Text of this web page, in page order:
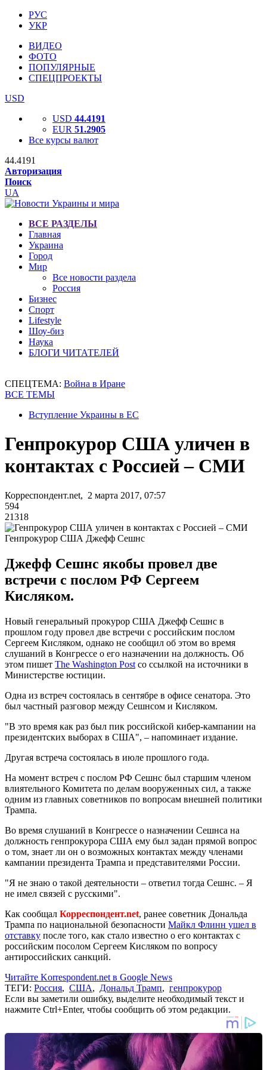
РУС
УКР
ВИДЕО
ФОТО
ПОПУЛЯРНЫЕ
СПЕЦПРОЕКТЫ
USD
USD 44.4191
EUR 51.2905
Все курсы валют
44.4191
Авторизация
Поиск
UA
ВСЕ РАЗДЕЛЫ
Главная
Украина
Город
Мир
Все новости раздела
Россия
Бизнес
Спорт
Lifestyle
Шоу-биз
Наука
БЛОГИ ЧИТАТЕЛЕЙ
СПЕЦТЕМА: Война в Иране
ВСЕ ТЕМЫ
Вступление Украины в ЕС
Генпрокурор США уличен в
контактах с Россией – СМИ
Корреспондент.net, 2 марта 2017, 07:57
594
21318
Генпрокурор США Джефф Сешнс
Джефф Сешнс якобы провел две
встречи с послом РФ Сергеем
Кисляком.
Новый генеральный прокурор США Джефф Сешнс в
прошлом году провел две встречи с российским послом
Сергеем Кисляком, однако не сообщил об этом во время
слушаний в Конгрессе о его назначении на должность. Об
этом пишет The Washington Post со ссылкой на источники в
Министерстве юстиции.
Одна из встреч состоялась в сентябре в офисе сенатора. Это
был частный разговор между Сешнсом и Кисляком.
"В это время как раз был пик российской кибер-кампании на
президентских выборах в США", – напоминает издание.
Другая встреча состоялась в июле прошлого года.
На момент встреч с послом РФ Сешнс был старшим членом
влиятельного Комитета по делам вооруженных сил, а также
одним из главных советников по вопросам внешней политики
Трампа.
Во время слушаний в Конгрессе о назначении Сешнса на
должность генпрокурора США ему был задан прямой вопрос
о том, знает ли он о возможных контактах между членами
кампании президента Трампа и представителями России.
"Я не знаю о такой деятельности – ответил тогда Сешнс. – Я
не имел связей с русскими".
Как сообщал Корреспондент.net, ранее советник Дональда
Трампа по национальной безопасности Майкл Флинн ушел в
отставку после того, как стало известно о его контактах с
российским посолом Сергеем Кисляком по вопросу
антироссийских санкций.
Читайте Korrespondent.net в Google News
ТЕГИ: Россия, США, Дональд Трамп, генпрокурор
Если вы заметили ошибку, выделите необходимый текст и
нажмите Ctrl+Enter, чтобы сообщить об этом редакции.